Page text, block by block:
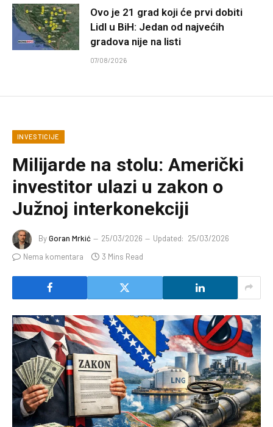
Ovo je 21 grad koji će prvi dobiti
Lidl u BiH: Jedan od najvećih
gradova nije na listi
07/08/2026
INVESTICIJE
Milijarde na stolu: Američki
investitor ulazi u zakon o
Južnoj interkonekciji
ByGoran Mrkić 25/03/2026 Updated: 25/03/2026
Nema komentara
3 Mins Read